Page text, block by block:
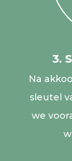
3.
Na
sleutel
we